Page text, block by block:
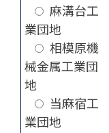
麻溝台工
業団地
相模原機
械金属工業団
地
当麻宿工
業団地